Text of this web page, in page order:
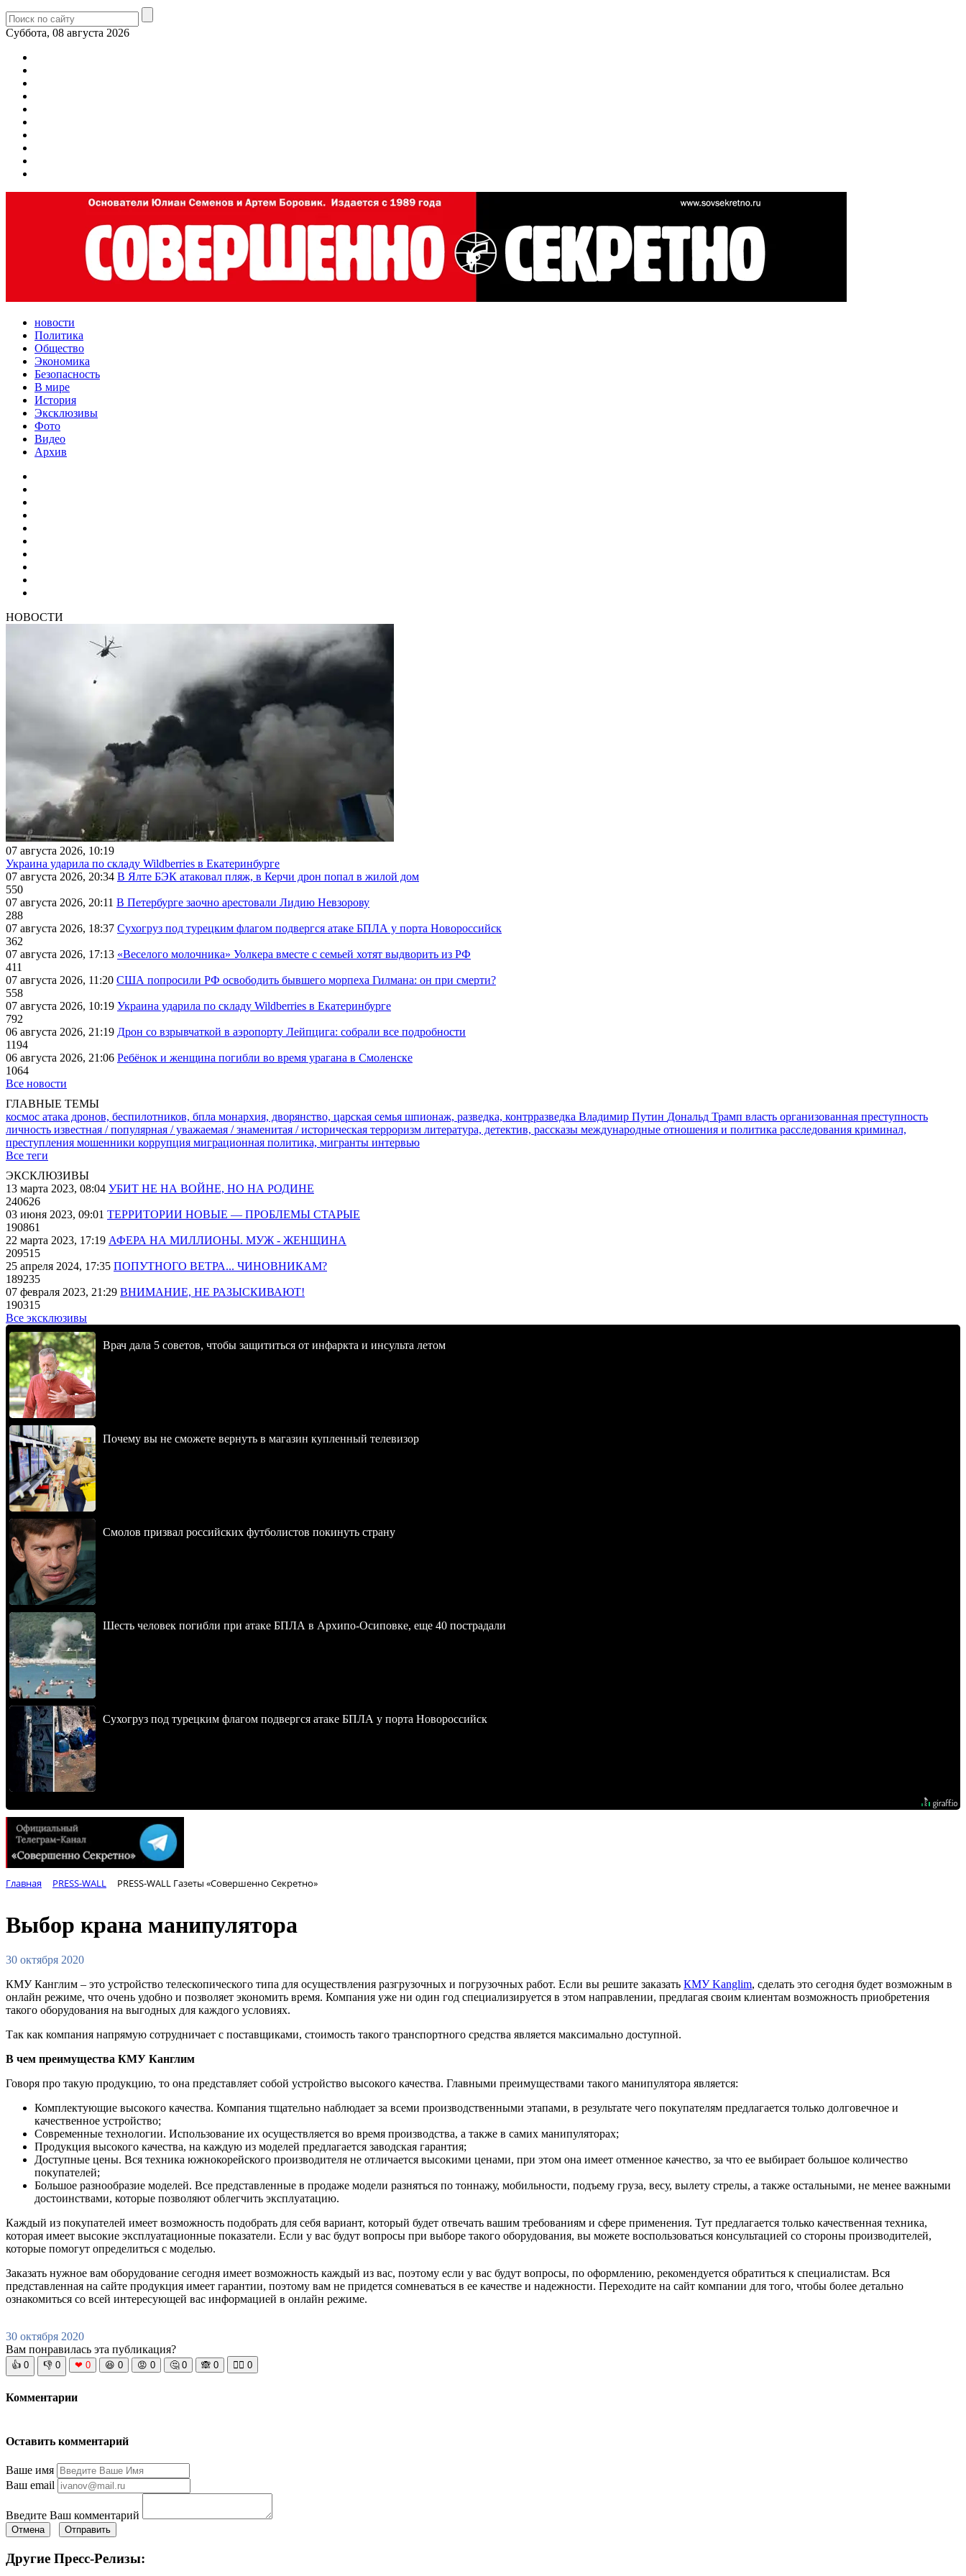
Суббота, 08 августа 2026
новости
Политика
Общество
Экономика
Безопасность
В мире
История
Эксклюзивы
Фото
Видео
Архив
НОВОСТИ
07 августа 2026, 10:19
Украина ударила по складу Wildberries в Екатеринбурге
07 августа 2026, 20:34 В Ялте БЭК атаковал пляж, в Керчи дрон попал в жилой дом
550
07 августа 2026, 20:11 В Петербурге заочно арестовали Лидию Невзорову
288
07 августа 2026, 18:37 Сухогруз под турецким флагом подвергся атаке БПЛА у порта Новороссийск
362
07 августа 2026, 17:13 «Веселого молочника» Уолкера вместе с семьей хотят выдворить из РФ
411
07 августа 2026, 11:20 США попросили РФ освободить бывшего морпеха Гилмана: он при смерти?
558
07 августа 2026, 10:19 Украина ударила по складу Wildberries в Екатеринбурге
792
06 августа 2026, 21:19 Дрон со взрывчаткой в аэропорту Лейпцига: собрали все подробности
1194
06 августа 2026, 21:06 Ребёнок и женщина погибли во время урагана в Смоленске
1064
Все новости
ГЛАВНЫЕ ТЕМЫ
космос атака дронов, беспилотников, бпла монархия, дворянство, царская семья шпионаж, разведка, контрразведка Владимир Путин Дональд Трамп власть организованная преступность
личность известная / популярная / уважаемая / знаменитая / историческая терроризм литература, детектив, рассказы международные отношения и политика расследования криминал,
преступления мошенники коррупция миграционная политика, мигранты интервью
Все теги
ЭКСКЛЮЗИВЫ
13 марта 2023, 08:04 УБИТ НЕ НА ВОЙНЕ, НО НА РОДИНЕ
240626
03 июня 2023, 09:01 ТЕРРИТОРИИ НОВЫЕ — ПРОБЛЕМЫ СТАРЫЕ
190861
22 марта 2023, 17:19 АФЕРА НА МИЛЛИОНЫ. МУЖ - ЖЕНЩИНА
209515
25 апреля 2024, 17:35 ПОПУТНОГО ВЕТРА... ЧИНОВНИКАМ?
189235
07 февраля 2023, 21:29 ВНИМАНИЕ, НЕ РАЗЫСКИВАЮТ!
190315
Все эксклюзивы
Врач дала 5 советов, чтобы защититься от инфаркта и инсульта летом
Почему вы не сможете вернуть в магазин купленный телевизор
Смолов призвал российских футболистов покинуть страну
Шесть человек погибли при атаке БПЛА в Архипо-Осиповке, еще 40 пострадали
Сухогруз под турецким флагом подвергся атаке БПЛА у порта Новороссийск
Главная PRESS-WALL PRESS-WALL Газеты «Совершенно Секретно»
Выбор крана манипулятора
30 октября 2020
КМУ Канглим – это устройство телескопического типа для осуществления разгрузочных и погрузочных работ. Если вы решите заказать КМУ Kanglim, сделать это сегодня будет возможным в
онлайн режиме, что очень удобно и позволяет экономить время. Компания уже ни один год специализируется в этом направлении, предлагая своим клиентам возможность приобретения
такого оборудования на выгодных для каждого условиях.
Так как компания напрямую сотрудничает с поставщиками, стоимость такого транспортного средства является максимально доступной.
В чем преимущества КМУ Канглим
Говоря про такую продукцию, то она представляет собой устройство высокого качества. Главными преимуществами такого манипулятора является:
Комплектующие высокого качества. Компания тщательно наблюдает за всеми производственными этапами, в результате чего покупателям предлагается только долговечное и
качественное устройство;
Современные технологии. Использование их осуществляется во время производства, а также в самих манипуляторах;
Продукция высокого качества, на каждую из моделей предлагается заводская гарантия;
Доступные цены. Вся техника южнокорейского производителя не отличается высокими ценами, при этом она имеет отменное качество, за что ее выбирает большое количество
покупателей;
Большое разнообразие моделей. Все представленные в продаже модели разняться по тоннажу, мобильности, подъему груза, весу, вылету стрелы, а также остальными, не менее важными
достоинствами, которые позволяют облегчить эксплуатацию.
Каждый из покупателей имеет возможность подобрать для себя вариант, который будет отвечать вашим требованиям и сфере применения. Тут предлагается только качественная техника,
которая имеет высокие эксплуатационные показатели. Если у вас будут вопросы при выборе такого оборудования, вы можете воспользоваться консультацией со стороны производителей,
которые помогут определиться с моделью.
Заказать нужное вам оборудование сегодня имеет возможность каждый из вас, поэтому если у вас будут вопросы, по оформлению, рекомендуется обратиться к специалистам. Вся
представленная на сайте продукция имеет гарантии, поэтому вам не придется сомневаться в ее качестве и надежности. Переходите на сайт компании для того, чтобы более детально
ознакомиться со всей интересующей вас информацией в онлайн режиме.
30 октября 2020
Вам понравилась эта публикация?
👍 0 👎 0 ❤ 0 😆 0 😡 0 🤔 0 🙈 0 🧘‍♀️ 0
Комментарии
Оставить комментарий
Ваше имя
Ваш email
Введите Ваш комментарий
Отмена Отправить
Другие Пресс-Релизы: